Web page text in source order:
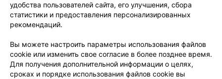
Размещение рекламы
Медицинский маркетинг
Публичный договор
Доставка
Способы оплаты
Вакансии
Партнеры
Написать руководителю 103.by
Написать в поддержку
удобства пользователей сайта, его улучшения, сбора
статистики и предоставления персонализированных
рекомендаций.
Вы можете настроить параметры использования файлов
cookie или изменить свое согласие в более позднее время.
Для получения дополнительной информации о целях,
сроках и порядке использования файлов cookie вы